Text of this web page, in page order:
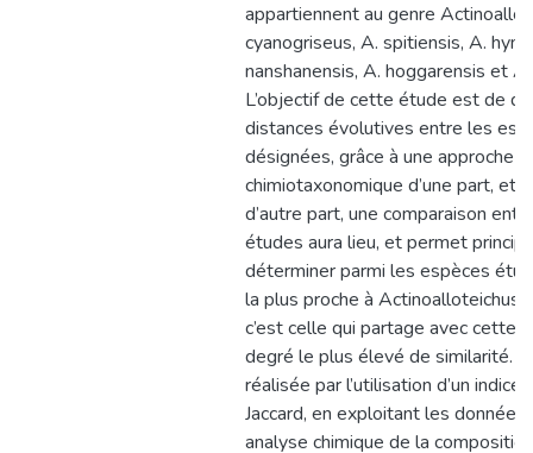
appartiennent au genre
cyanogriseus, A. spitiensis, A.
nanshanensis, A. hoggarensis et
L’objectif de cette étude est de
distances évolutives entre les
désignées, grâce à une approche
chimiotaxonomique d’une part, et
d’autre part, une comparaison
études aura lieu, et permet
déterminer parmi les espèces
la plus proche à Actinoalloteichus
c’est celle qui partage avec cette
degré le plus élevé de similarité.
réalisée par l’utilisation d’un
Jaccard, en exploitant les données
analyse chimique de la